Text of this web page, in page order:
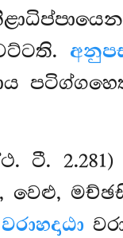
ටී.
වෙළු,
වරාහදාඨා